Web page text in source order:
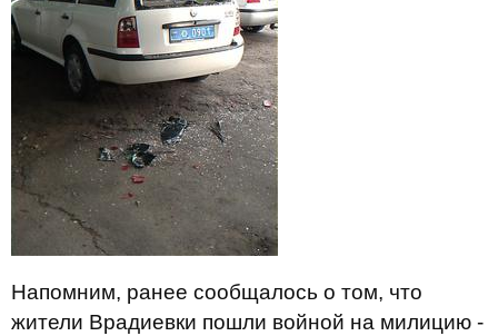
Напомним, ранее сообщалось о том, что
жители Врадиевки пошли войной на милицию -